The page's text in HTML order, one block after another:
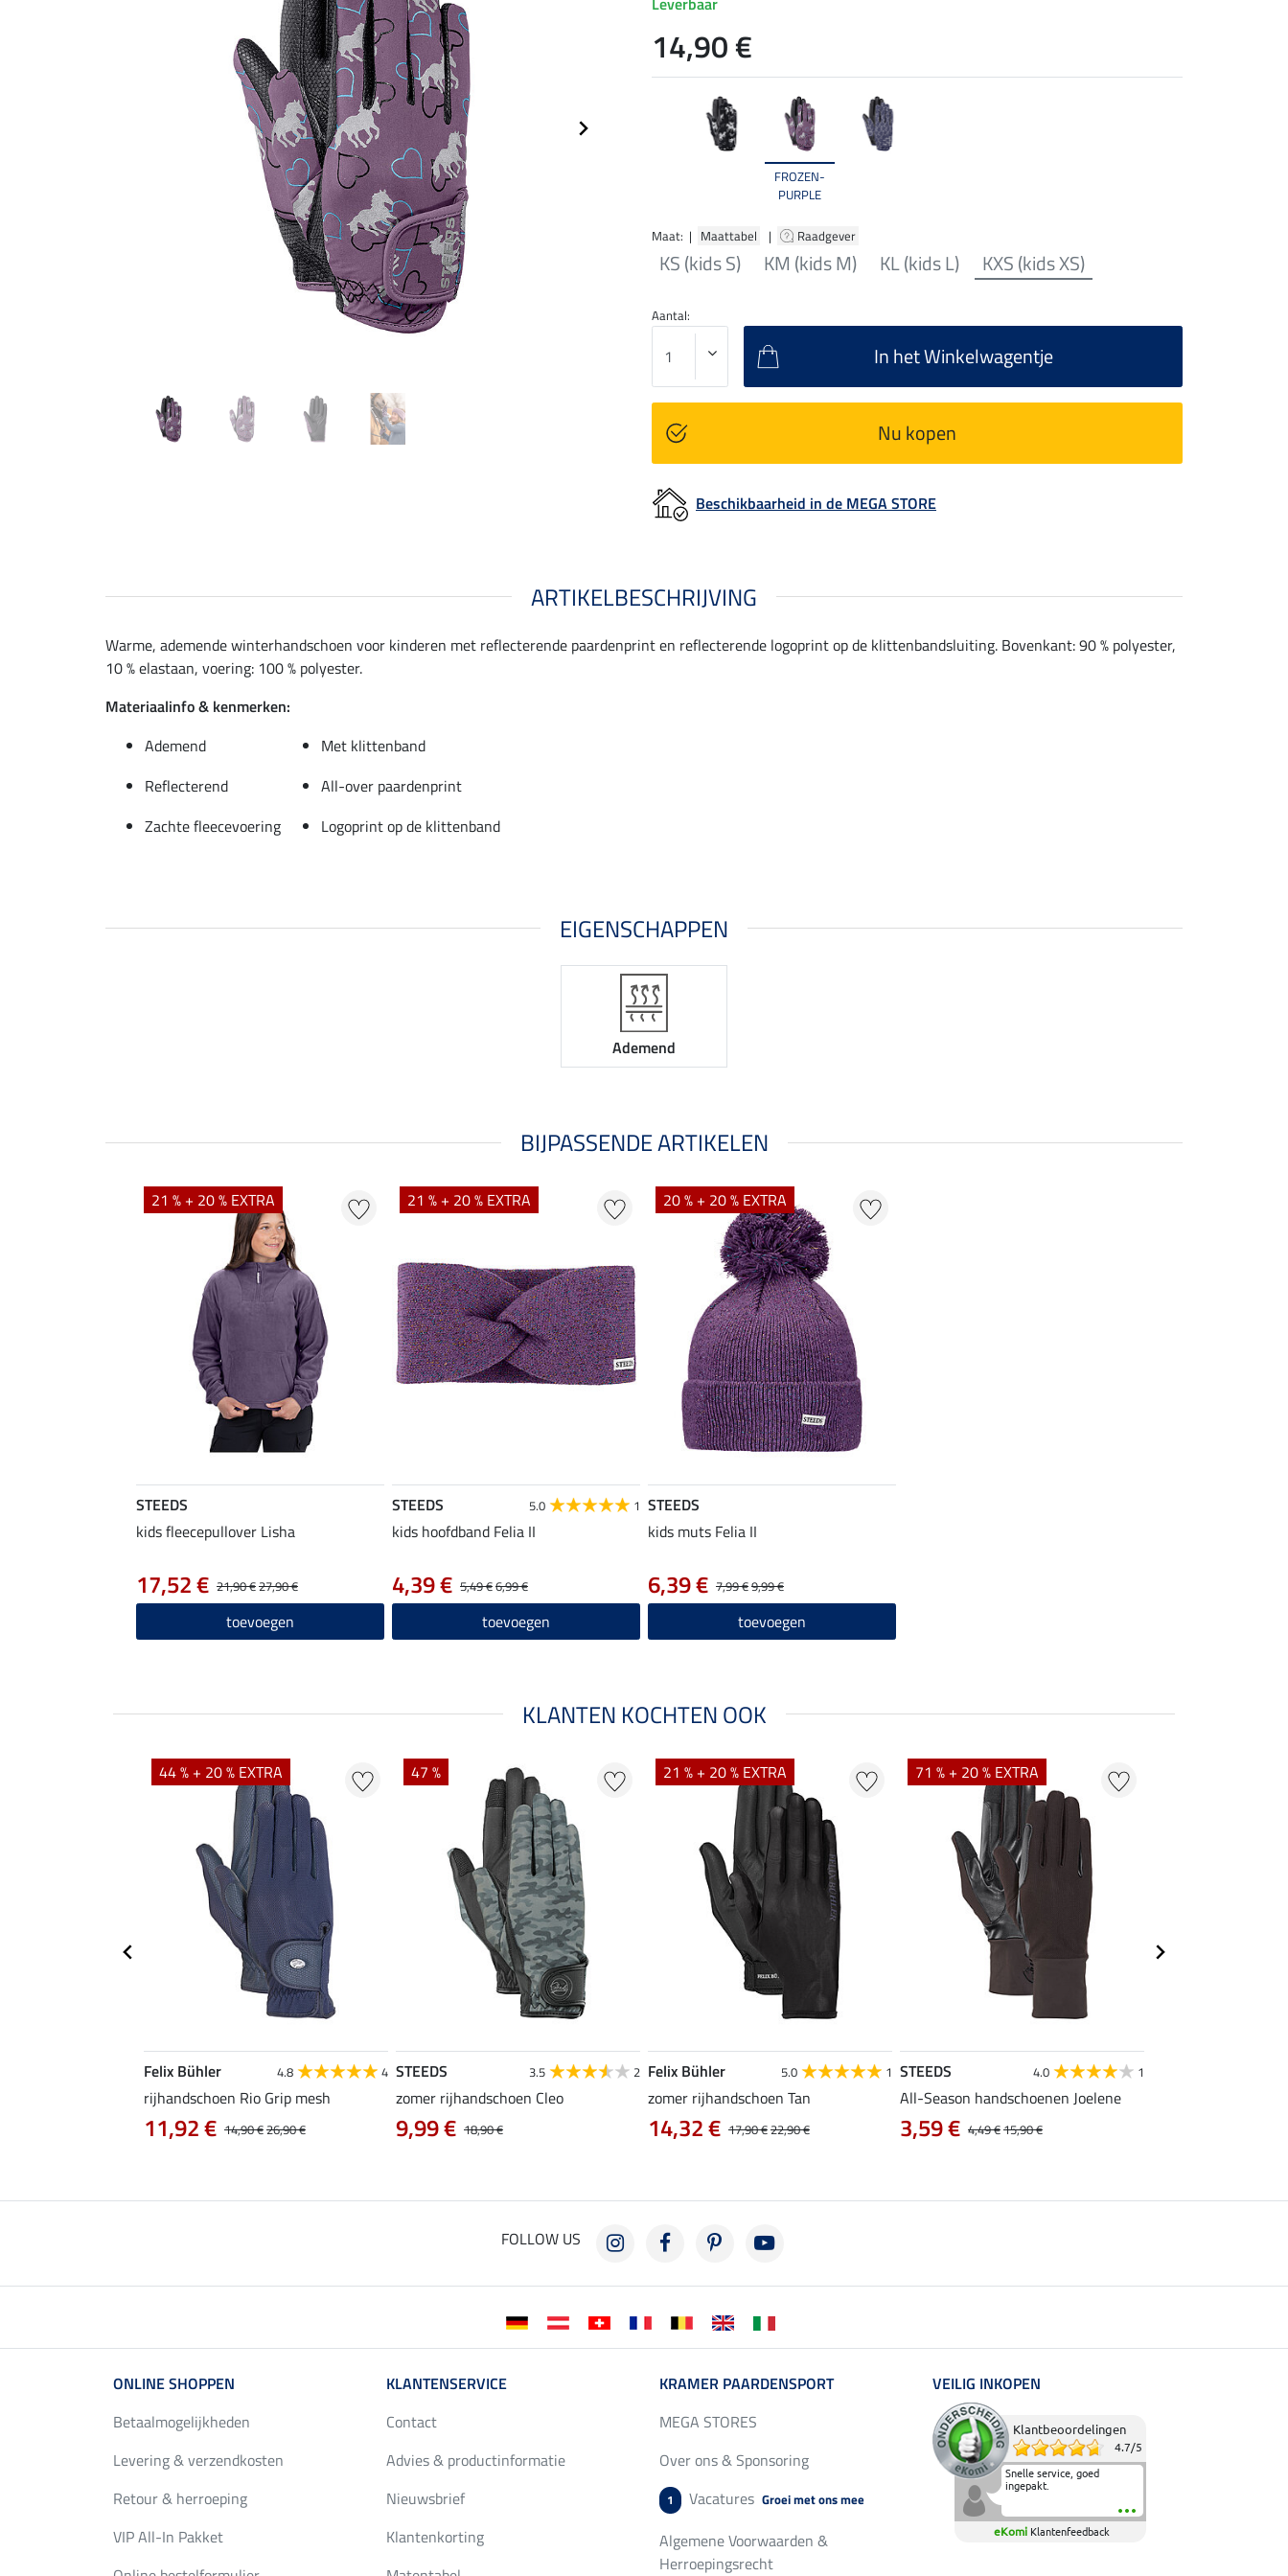
FROZEN-
PURPLE
Maat: | Maattabel | Raadgever
KS (kids S) KM (kids M) KL (kids L) KXS (kids XS)
14,90 €
Aantal:
In het Winkelwagentje
Nu kopen
Beschikbaarheid in de MEGA STORE
ARTIKELBESCHRIJVING
Warme, ademende winterhandschoen voor kinderen met reflecterende paardenprint en reflecterende logoprint op de klittenbandsluiting. Bovenkant: 90 % polyester,
10 % elastaan, voering: 100 % polyester.
Materiaalinfo & kenmerken:
Ademend
Met klittenband
Reflecterend
All-over paardenprint
Zachte fleecevoering
Logoprint op de klittenband
EIGENSCHAPPEN
Ademend
BIJPASSENDE ARTIKELEN
21 % + 20 % EXTRA
STEEDS
kids fleecepullover Lisha
21,90 €27,90 €
17,52 €
toevoegen
21 % + 20 % EXTRA
STEEDS 5.0 1
kids hoofdband Felia II
5,49 €6,99 €
4,39 €
toevoegen
20 % + 20 % EXTRA
STEEDS
kids muts Felia II
7,99 €9,99 €
6,39 €
toevoegen
KLANTEN KOCHTEN OOK
44 % + 20 % EXTRA
Felix Bühler 4.8 4
rijhandschoen Rio Grip mesh
14,90 €26,90 €
11,92 €
47 %
STEEDS 3.5 2
zomer rijhandschoen Cleo
18,90 €
9,99 €
21 % + 20 % EXTRA
Felix Bühler 5.0 1
zomer rijhandschoen Tan
17,90 €22,90 €
14,32 €
71 % + 20 % EXTRA
STEEDS 4.0 1
All-Season handschoenen Joelene
4,49 €15,90 €
3,59 €
FOLLOW US
ONLINE SHOPPEN
Betaalmogelijkheden
Levering & verzendkosten
Retour & herroeping
VIP All-In Pakket
KLANTENSERVICE
Contact
Advies & productinformatie
Nieuwsbrief
Klantenkorting
KRAMER PAARDENSPORT
MEGA STORES
Over ons & Sponsoring
1 Vacatures Groei met ons mee
Algemene Voorwaarden &
Herroepingsrecht
VEILIG INKOPEN
Klantbeoordelingen
4.7/5
Snelle service, goed
ingepakt.
eKomi Klantenfeedback